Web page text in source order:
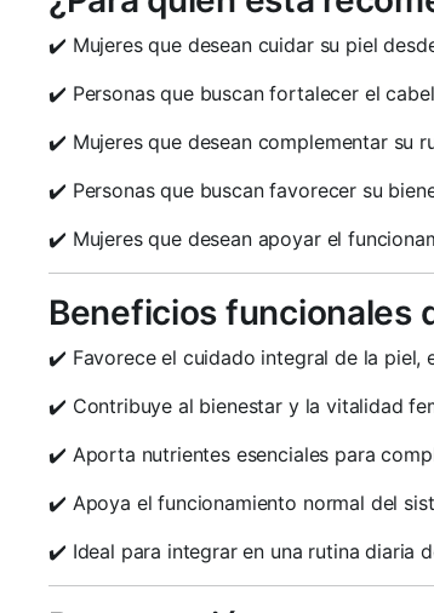
✔️ Mujeres que desean cuidar su piel
✔️ Personas que buscan fortalecer el
✔️ Mujeres que desean complementar su
✔️ Personas que buscan favorecer su
✔️ Mujeres que desean apoyar el
Beneficios funcionales
✔️ Favorece el cuidado integral de la piel,
✔️ Contribuye al bienestar y la vitalidad
✔️ Aporta nutrientes esenciales para
✔️ Apoya el funcionamiento normal del
✔️ Ideal para integrar en una rutina diaria